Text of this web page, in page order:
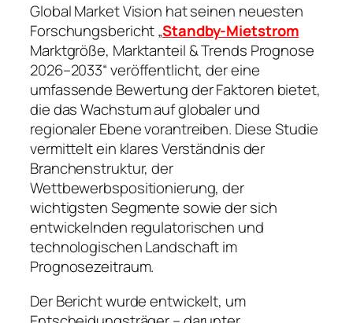
Global Market Vision hat seinen neuesten
Forschungsbericht „Standby-Mietstrom
Marktgröße, Marktanteil & Trends Prognose
2026–2033“ veröffentlicht, der eine
umfassende Bewertung der Faktoren bietet,
die das Wachstum auf globaler und
regionaler Ebene vorantreiben. Diese Studie
vermittelt ein klares Verständnis der
Branchenstruktur, der
Wettbewerbspositionierung, der
wichtigsten Segmente sowie der sich
entwickelnden regulatorischen und
technologischen Landschaft im
Prognosezeitraum.
Der Bericht wurde entwickelt, um